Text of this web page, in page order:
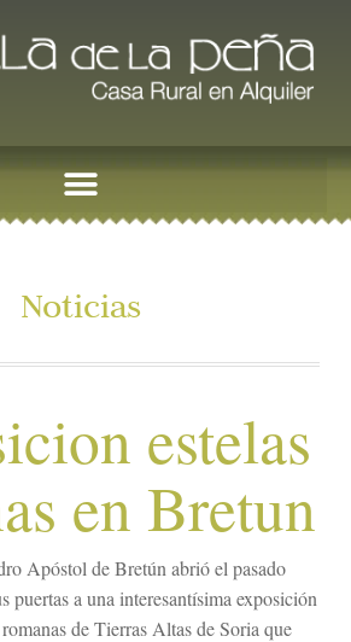
Noticias
estelas
en Bretun
Apóstol de Bretún abrió el pasado
puertas a una interesantísima exposición
de Tierras Altas de Soria que